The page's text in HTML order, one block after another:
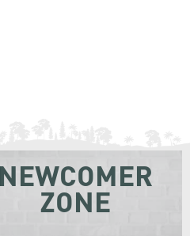
NEWCOMER
ZONE